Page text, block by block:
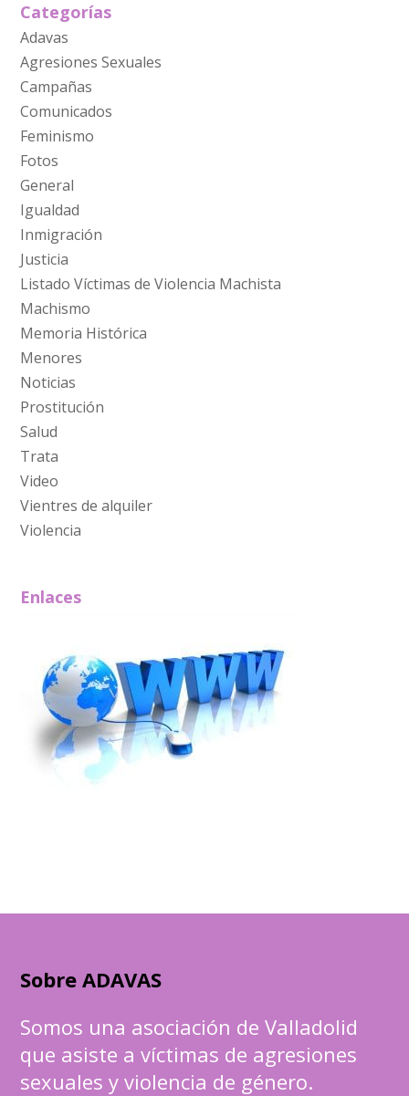
Categorías
Adavas
Agresiones Sexuales
Campañas
Comunicados
Feminismo
Fotos
General
Igualdad
Inmigración
Justicia
Listado Víctimas de Violencia Machista
Machismo
Memoria Histórica
Menores
Noticias
Prostitución
Salud
Trata
Video
Vientres de alquiler
Violencia
Enlaces
Sobre ADAVAS
Somos una asociación de Valladolid
que asiste a víctimas de agresiones
sexuales y violencia de género.